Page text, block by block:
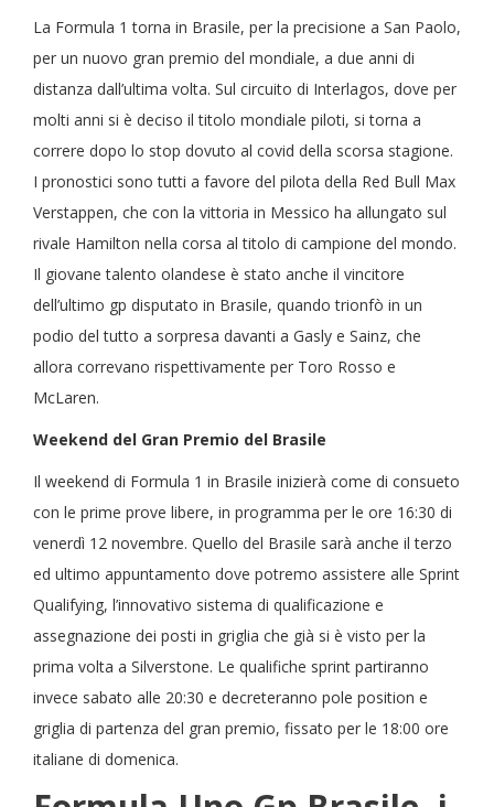
La Formula 1 torna in Brasile, per la precisione a San Paolo,
per un nuovo gran premio del mondiale, a due anni di
distanza dall’ultima volta. Sul circuito di Interlagos, dove per
molti anni si è deciso il titolo mondiale piloti, si torna a
correre dopo lo stop dovuto al covid della scorsa stagione.
I pronostici sono tutti a favore del pilota della Red Bull Max
Verstappen, che con la vittoria in Messico ha allungato sul
rivale Hamilton nella corsa al titolo di campione del mondo.
Il giovane talento olandese è stato anche il vincitore
dell’ultimo gp disputato in Brasile, quando trionfò in un
podio del tutto a sorpresa davanti a Gasly e Sainz, che
allora correvano rispettivamente per Toro Rosso e
McLaren.
Weekend del Gran Premio del Brasile
Il weekend di Formula 1 in Brasile inizierà come di consueto
con le prime prove libere, in programma per le ore 16:30 di
venerdì 12 novembre. Quello del Brasile sarà anche il terzo
ed ultimo appuntamento dove potremo assistere alle Sprint
Qualifying, l’innovativo sistema di qualificazione e
assegnazione dei posti in griglia che già si è visto per la
prima volta a Silverstone. Le qualifiche sprint partiranno
invece sabato alle 20:30 e decreteranno pole position e
griglia di partenza del gran premio, fissato per le 18:00 ore
italiane di domenica.